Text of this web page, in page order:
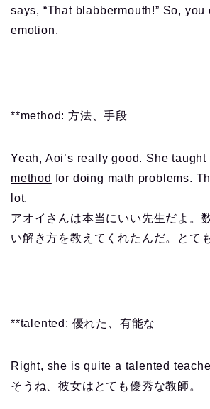
says, “That blabbermouth!” So,
emotion.
**method: 方法、手段
Yeah, Aoi’s really good. She taught
method for doing math problems.
lot.
アオイさんは本当にいい先生だよ。
い解き方を教えてくれたんだ。とて
**talented: 優れた、有能な
Right, she is quite a talented
そうね、彼女はとても優秀な教師。